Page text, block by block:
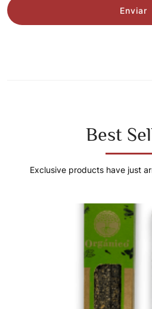
Best
Exclusive products have just